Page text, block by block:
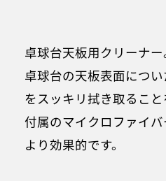
卓球台天板用クリーナー
卓球台の天板表面につ
をスッキリ拭き取ること
付属のマイクロファイ
より効果的です。